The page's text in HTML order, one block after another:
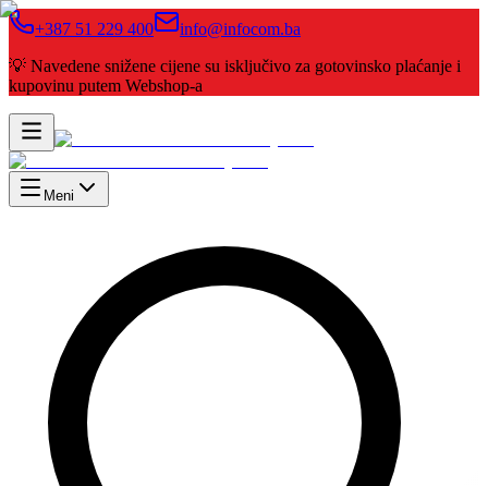
+387 51 229 400
info@infocom.ba
💡 Navedene snižene cijene su isključivo za gotovinsko plaćanje i
kupovinu putem Webshop-a
Meni